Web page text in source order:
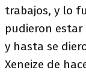
trabajos, y lo
pudieron estar
y hasta se
Xeneize de